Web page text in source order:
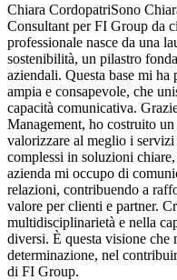
Chiara CordopatriSono
Consultant per FI Group da
professionale nasce da una
sostenibilità, un pilastro
aziendali. Questa base mi
ampia e consapevole, che
capacità comunicativa.
Management, ho costruito
valorizzare al meglio i
complessi in soluzioni
azienda mi occupo di
relazioni, contribuendo a
valore per clienti e partner.
multidisciplinarietà e nella
diversi. È questa visione che
determinazione, nel
di FI Group.